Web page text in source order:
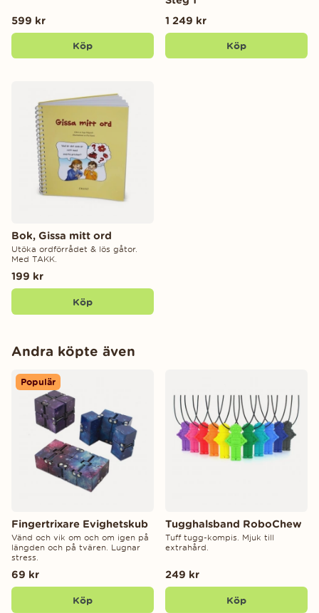
599 kr
Köp
1 249 kr
Köp
Bok, Gissa mitt ord
Utöka ordförrådet & lös gåtor.
Med TAKK.
199 kr
Köp
Andra köpte även
Populär
Fingertrixare Evighetskub
Vänd och vik om och om igen på
längden och på tvären. Lugnar
stress.
69 kr
Köp
Tugghalsband RoboChew
Tuff tugg-kompis. Mjuk till
extrahård.
249 kr
Köp